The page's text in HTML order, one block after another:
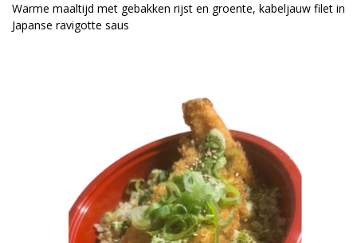
Warme maaltijd met gebakken rijst en groente, kabeljauw filet in
Japanse ravigotte saus